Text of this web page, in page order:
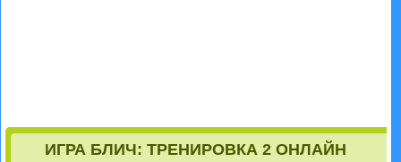
ИГРА БЛИЧ: ТРЕНИРОВКА 2 ОНЛАЙН